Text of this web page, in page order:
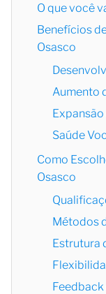
O que você
Benefícios
Osasco
Aumento
Saúde
Como
Osasco
Métodos
Estrutura